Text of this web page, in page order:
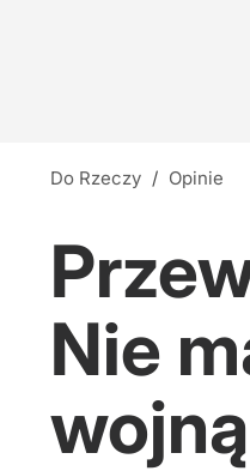
Do Rzeczy / Opinie
Nie